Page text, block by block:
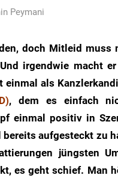
Peymani
doch Mitleid
irgendwie macht
als
, dem es einfach
einmal positiv in
bereits aufgesteckt zu
jüngsten
es geht schief. Man